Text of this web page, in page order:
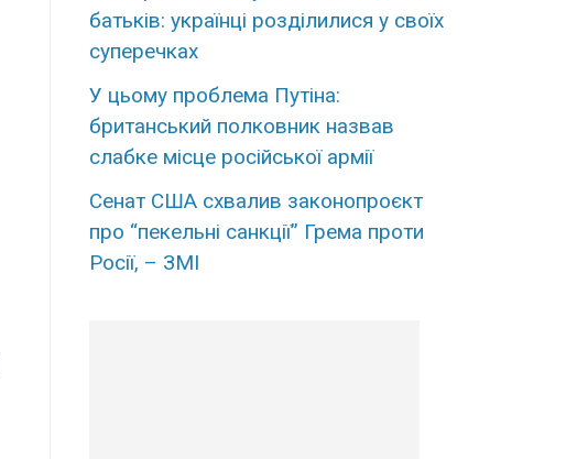
батьків: українці розділилися у своїх
суперечках
У цьому проблема Путіна:
британський полковник назвав
слабке місце російської армії
Сенат США схвалив законопроєкт
про “пекельні санкції” Грема проти
Росії, – ЗМІ